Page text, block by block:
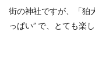
街の神社ですが、「狛
っぱい” で、とても楽